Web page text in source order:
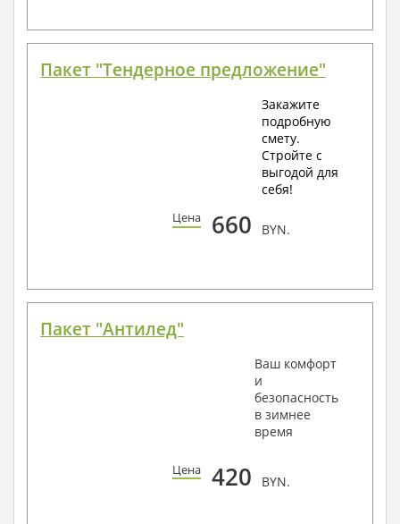
Пакет "Тендерное предложение"
Закажите
подробную
смету.
Стройте с
выгодой для
себя!
Цена 660 BYN.
Пакет "Антилед"
Ваш комфорт
и
безопасность
в зимнее
время
Цена 420 BYN.